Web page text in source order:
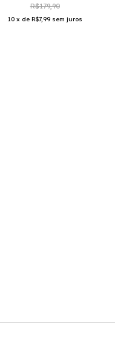
R$179,90
10 x de R$7,99 sem juros